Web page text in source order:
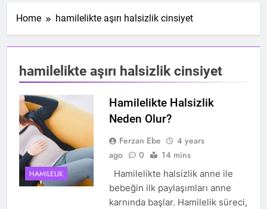
Home hamilelikte aşırı halsizlik cinsiyet
hamilelikte aşırı halsizlik cinsiyet
HAMILELIK
Hamilelikte Halsizlik
Neden Olur?
Ferzan Ebe
4 years
ago
0 14 mins
Hamilelikte halsizlik anne ile
bebeğin ilk paylaşımları anne
karnında başlar. Hamilelik süreci,